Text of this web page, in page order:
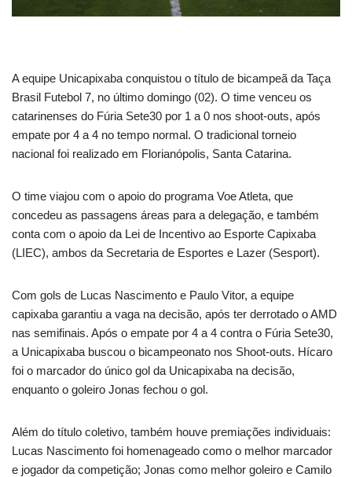
A equipe Unicapixaba conquistou o título de bicampeã da Taça
Brasil Futebol 7, no último domingo (02). O time venceu os
catarinenses do Fúria Sete30 por 1 a 0 nos shoot-outs, após
empate por 4 a 4 no tempo normal. O tradicional torneio
nacional foi realizado em Florianópolis, Santa Catarina.
O time viajou com o apoio do programa Voe Atleta, que
concedeu as passagens áreas para a delegação, e também
conta com o apoio da Lei de Incentivo ao Esporte Capixaba
(LIEC), ambos da Secretaria de Esportes e Lazer (Sesport).
Com gols de Lucas Nascimento e Paulo Vitor, a equipe
capixaba garantiu a vaga na decisão, após ter derrotado o AMD
nas semifinais. Após o empate por 4 a 4 contra o Fúria Sete30,
a Unicapixaba buscou o bicampeonato nos Shoot-outs. Hícaro
foi o marcador do único gol da Unicapixaba na decisão,
enquanto o goleiro Jonas fechou o gol.
Além do título coletivo, também houve premiações individuais:
Lucas Nascimento foi homenageado como o melhor marcador
e jogador da competição; Jonas como melhor goleiro e Camilo